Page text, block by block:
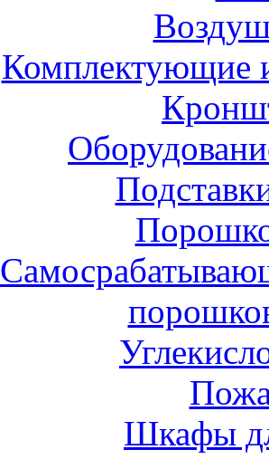
Комплектующие
Шкафы